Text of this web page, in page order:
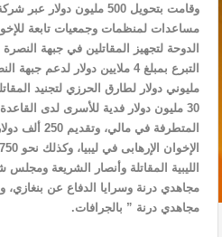
وقامت بتحويل 500 مليون
مساعدات لمنظمات وجمعيات تابعة
الدوحة لتجهيز المقاتلين في جبهة
التبرع بمبلغ 4 ملايين دولار لدعم
مليوني دولار لطارق الحرزي لتجنيد
30 مليون دولار فدية للأسرى لدى
المتطرفة في
الليبية المقاتلة وأنصار الشريعة
مجاهدي درنة وسرايا الدفاع عن
مجاهدي درنة ” بالجرافات.